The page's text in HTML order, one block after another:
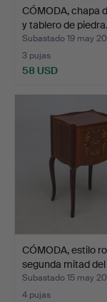
CÓMODA, chapa
y tablero de
Subastado 19 may
3 pujas
58 USD
CÓMODA, estilo
segunda mitad
Subastado 15 may
4 pujas